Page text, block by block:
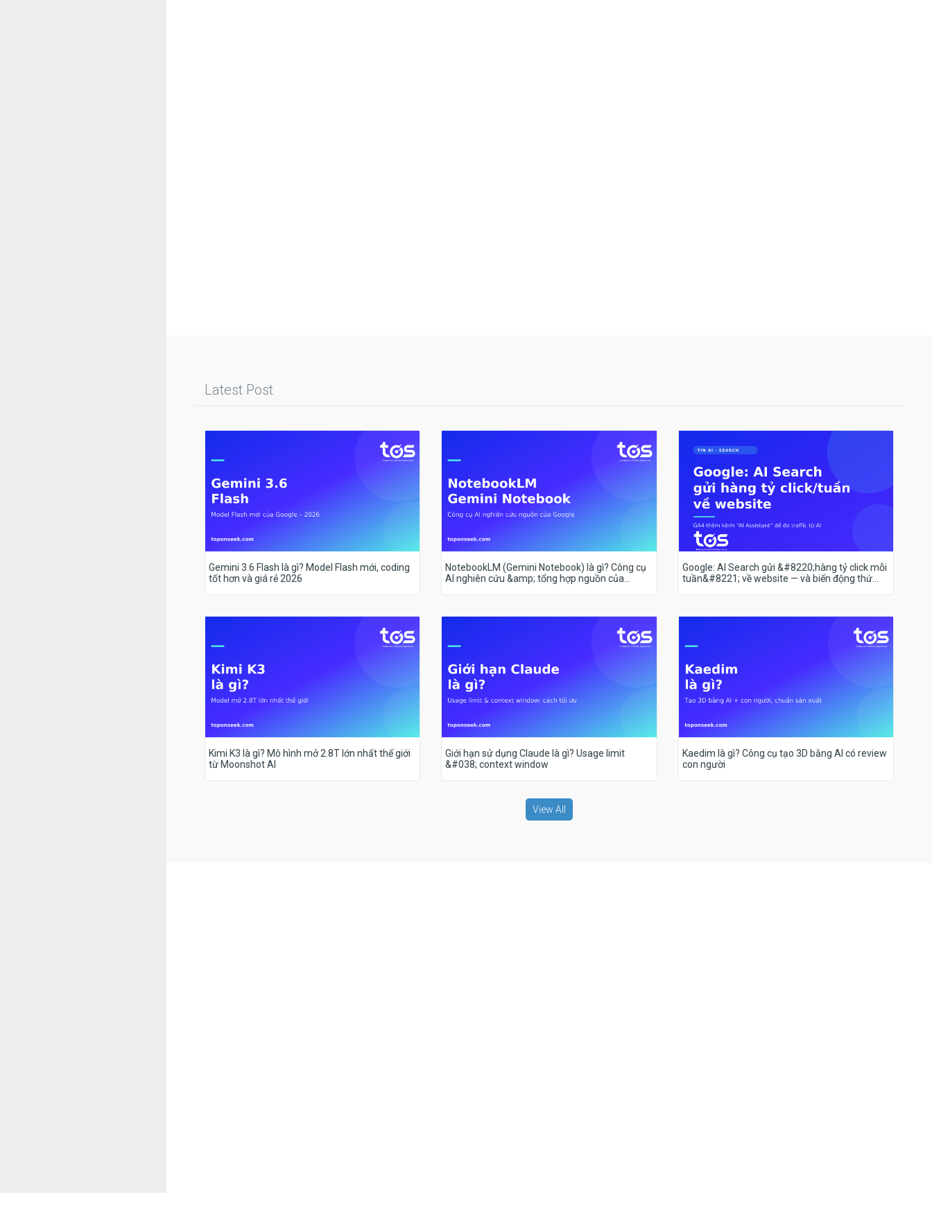
Latest Post
Gemini 3.6 Flash là gì? Model Flash mới, coding
tốt hơn và giá rẻ 2026
NotebookLM (Gemini Notebook) là gì? Công cụ
AI nghiên cứu &amp; tổng hợp nguồn của
Google: AI Search gửi &#8220;hàng tỷ click mỗi
tuần&#8221; về website — và biến động thứ
Kimi K3 là gì? Mô hình mở 2.8T lớn nhất thế giới
từ Moonshot AI
Giới hạn sử dụng Claude là gì? Usage limit
&#038; context window
Kaedim là gì? Công cụ tạo 3D bằng AI có review
con người
View All